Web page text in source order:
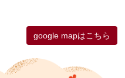
google mapはこちら